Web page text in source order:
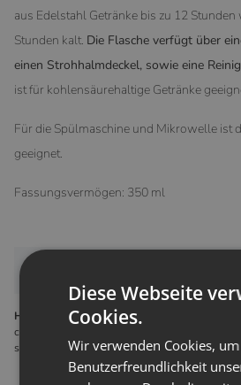
aus Edelstahl Getränke bis zu 12
Stunden kalt. Die Flasche verfügt über
einen Strohhalmdeckel, sowie eine
ist für kohlensäurehaltige Getränke
Für die Spülmaschine und Mikrowelle ist
geeignet.
Fassungsvermögen: 350 ml
Hersteller gemäß GPSR
chic.mic GmbH Steinkopfstraße 6 bis 8 61231
shop@chicmic.de
Diese Webseite
Cookies.
Wir verwenden Cookies,
Benutzerfreundlichkeit